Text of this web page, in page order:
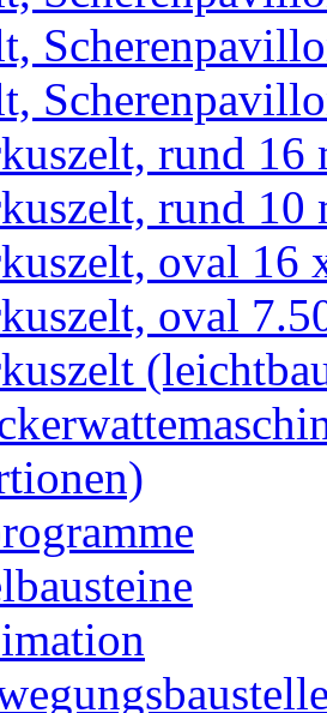
rund 16
rund 10
oval 16
oval